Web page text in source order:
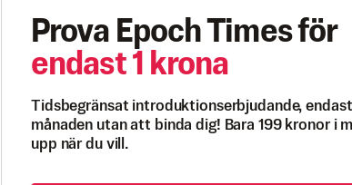
Prova Epoch Times för
endast 1 krona
Tidsbegränsat introduktionserbjudande,
månaden utan att binda dig! Bara 199 kronor i
upp när du vill.